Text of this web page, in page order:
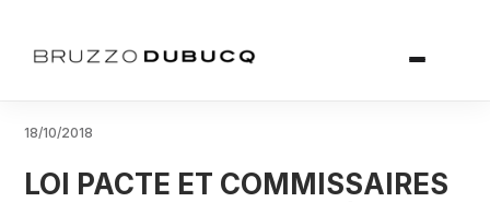
18/10/2018
LOI PACTE ET COMMISSAIRES